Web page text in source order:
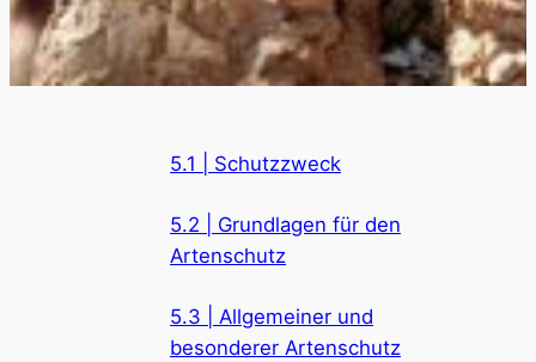
5.1 | Schutzzweck
5.2 | Grundlagen für den
Artenschutz
5.3 | Allgemeiner und
besonderer Artenschutz